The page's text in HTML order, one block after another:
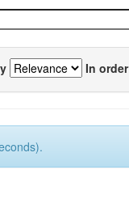
In order